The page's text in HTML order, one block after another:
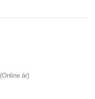
(Online ár)